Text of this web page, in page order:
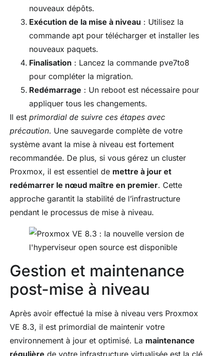
nouveaux dépôts.
Exécution de la mise à niveau : Utilisez la
commande apt pour télécharger et installer les
nouveaux paquets.
Finalisation : Lancez la commande pve7to8
pour compléter la migration.
Redémarrage : Un reboot est nécessaire pour
appliquer tous les changements.
Il est primordial de suivre ces étapes avec
précaution. Une sauvegarde complète de votre
système avant la mise à niveau est fortement
recommandée. De plus, si vous gérez un cluster
Proxmox, il est essentiel de mettre à jour et
redémarrer le nœud maître en premier. Cette
approche garantit la stabilité de l’infrastructure
pendant le processus de mise à niveau.
Gestion et maintenance
post-mise à niveau
Après avoir effectué la mise à niveau vers Proxmox
VE 8.3, il est primordial de maintenir votre
environnement à jour et optimisé. La maintenance
régulière de votre infrastructure virtualisée est la clé